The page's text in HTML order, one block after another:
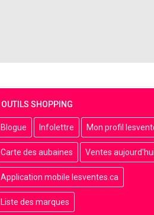
OUTILS SHOPPING
Blogue Infolettre Mon profil
Carte des aubaines Ventes aujourd'hui
Application mobile lesventes.ca
Liste des marques